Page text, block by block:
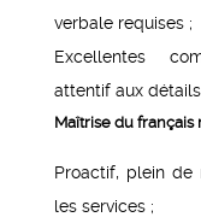
verbale requises ;
Excellentes
attentif aux
Maîtrise du français
Proactif, plein de
les services ;